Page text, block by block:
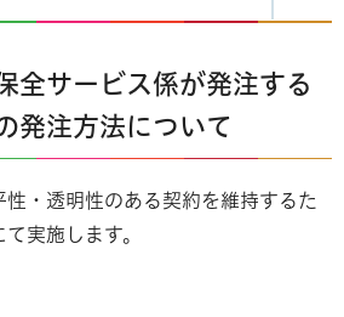
全サービス係が発注する
発注方法について
・透明性のある契約を維持するた
実施します。